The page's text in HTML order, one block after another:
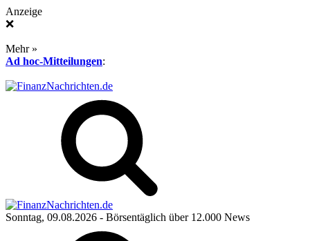
Anzeige
❌
Mehr »
Ad hoc-Mitteilungen:
Sonntag, 09.08.2026 - Börsentäglich über 12.000 News